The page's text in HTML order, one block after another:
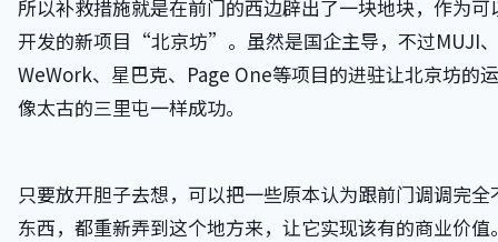
所以补救措施就是在前门的西边辟出了一块地块，作为可
开发的新项目“北京坊”。虽然是国企主导，不过MUJI、
WeWork、星巴克、Page One等项目的进驻让北京坊的
像太古的三里屯一样成功。
只要放开胆子去想，可以把一些原本认为跟前门调调完全
东西，都重新弄到这个地方来，让它实现该有的商业价值